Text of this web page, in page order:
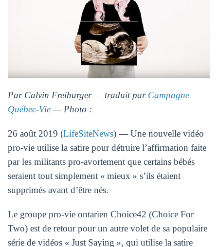
Par Calvin Freiburger — traduit par Campagne
Québec-Vie— Photo :
26 août 2019 (LifeSiteNews) — Une nouvelle vidéo
pro-vie utilise la satire pour détruire l’affirmation faite
par les militants pro-avortement que certains bébés
seraient tout simplement « mieux » s’ils étaient
supprimés avant d’être nés.
Le groupe pro-vie ontarien Choice42 (Choice For
Two) est de retour pour un autre volet de sa populaire
série de vidéos « Just Saying », qui utilise la satire